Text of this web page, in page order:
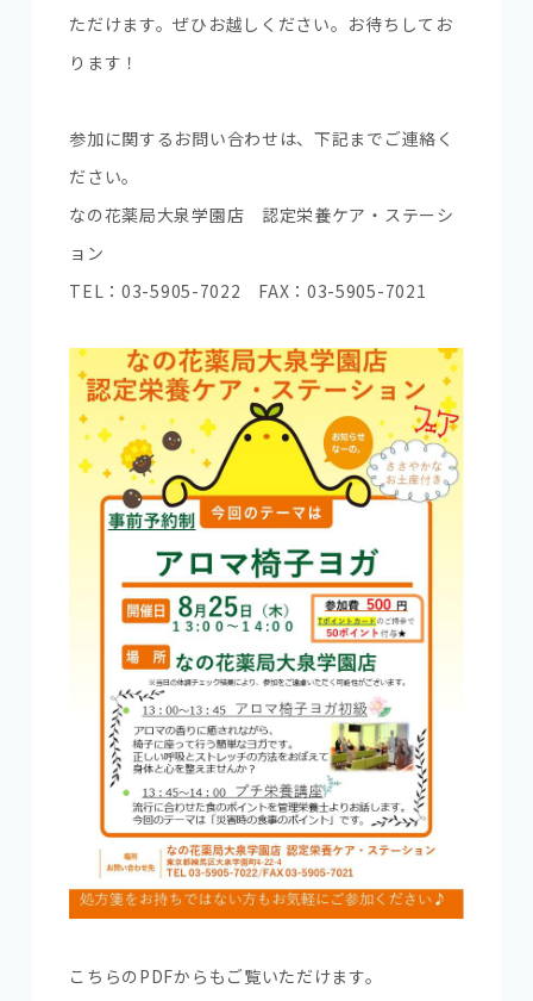
ただけます。ぜひお越しください。お待ちしてお
ります！
参加に関するお問い合わせは、下記までご連絡く
ださい。
なの花薬局大泉学園店 認定栄養ケア・ステーシ
ョン
TEL：03-5905-7022 FAX：03-5905-7021
こちらのPDFからもご覧いただけます。